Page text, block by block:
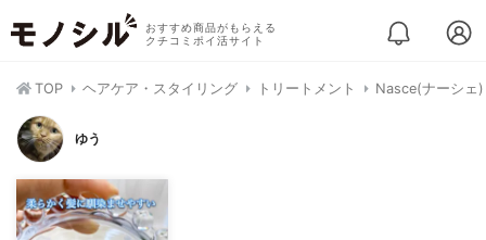
おすすめ商品がもらえる
クチコミポイ活サイト
TOP ヘアケア・スタイリング トリートメント Nasce(ナーシェ
ゆう